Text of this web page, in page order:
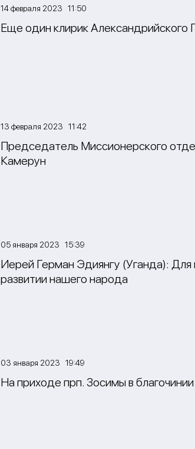
14 февраля 2023 11:50
Еще один клирик
13 февраля 2023 11:42
Председатель Миссионерского
Камерун
05 января 2023 15:39
Иерей Герман Эдиянгу (Уганда): Для
развитии нашего народа
03 января 2023 19:49
На приходе прп. Зосимы в